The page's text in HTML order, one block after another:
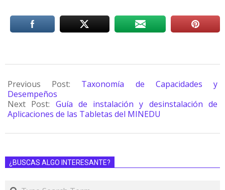
Previous Post: Taxonomía de Capacidades y
Desempeños
Next Post: Guía de instalación y desinstalación de
Aplicaciones de las Tabletas del MINEDU
¿BUSCAS ALGO INTERESANTE?